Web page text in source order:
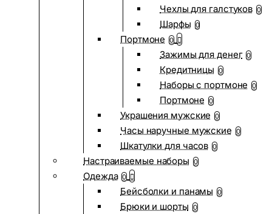
Чехлы для галстуков 0
Шарфы 0
Портмоне 0
Зажимы для денег 0
Кредитницы 0
Наборы с портмоне 0
Портмоне 0
Украшения мужские 0
Часы наручные мужские 0
Шкатулки для часов 0
Настраиваемые наборы 0
Одежда 0
Бейсболки и панамы 0
Брюки и шорты 0